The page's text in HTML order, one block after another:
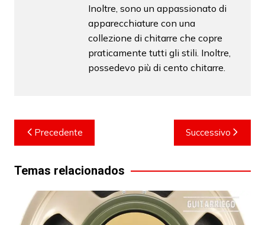
Inoltre, sono un appassionato di
apparecchiature con una
collezione di chitarre che copre
praticamente tutti gli stili. Inoltre,
possedevo più di cento chitarre.
Navigazione
articoli
Precedente Successivo
Temas relacionados